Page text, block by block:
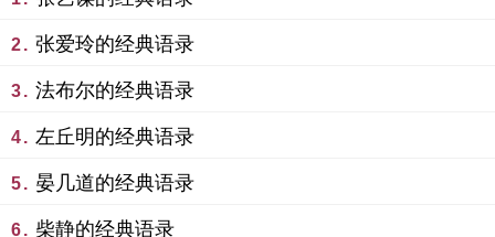
2. 张爱玲的经典语录
3. 法布尔的经典语录
4. 左丘明的经典语录
5. 晏几道的经典语录
6. 柴静的经典语录